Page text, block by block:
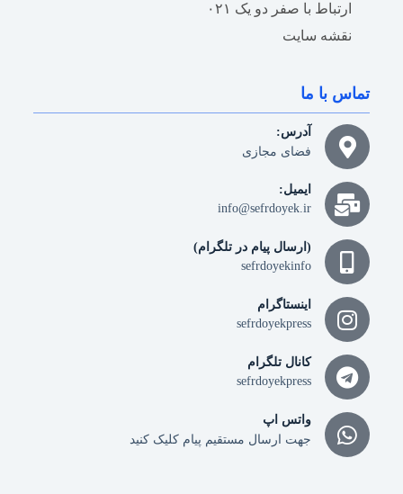
ارتباط با صفر دو یک ۰۲۱
نقشه سایت
تماس با ما
آدرس:
فضای مجازی
ایمیل:
info@sefrdoyek.ir
(ارسال پیام در تلگرام)
sefrdoyekinfo
اینستاگرام
sefrdoyekpress
کانال تلگرام
sefrdoyekpress
واتس اپ
جهت ارسال مستقیم پیام کلیک کنید